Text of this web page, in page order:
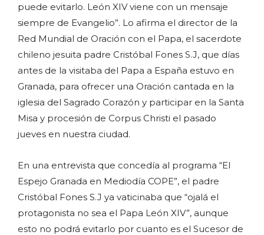
puede evitarlo. León XIV viene con un mensaje
siempre de Evangelio”. Lo afirma el director de la
Red Mundial de Oración con el Papa, el sacerdote
chileno jesuita padre Cristóbal Fones S.J, que días
antes de la visitaba del Papa a España estuvo en
Granada, para ofrecer una Oración cantada en la
iglesia del Sagrado Corazón y participar en la Santa
Misa y procesión de Corpus Christi el pasado
jueves en nuestra ciudad.
En una entrevista que concedía al programa “El
Espejo Granada en Mediodía COPE”, el padre
Cristóbal Fones S.J ya vaticinaba que “ojalá el
protagonista no sea el Papa León XIV”, aunque
esto no podrá evitarlo por cuanto es el Sucesor de